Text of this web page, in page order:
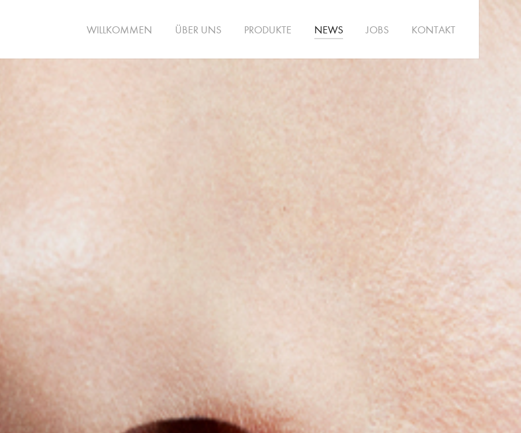
WILLKOMMEN ÜBER UNS SALON TEAM PHILOSOPHIE
PRODUKTE NEWS JOBS KONTAKT